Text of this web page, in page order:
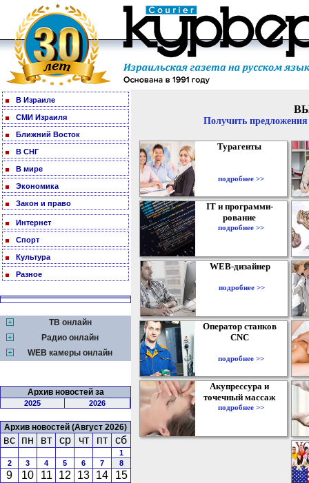
В Израиле
СМИ Израиля
Ближний Восток
В СНГ
В мире
Экономика
Закон и право
Интернет
Спорт
Культура
Разное
ТВ онлайн
Радио онлайн
WEB камеры онлайн
Архив новостей за
2025 2026
Архив новостей (Август 2026)
вс пн вт ср чт пт сб
1
2
3 4 5 6 7 8
9 10 11 12 13 14
15
Получить
Турагенты
подробнее >>
IT и программи-
рование
подробнее >>
WEB-дизайнер
подробнее >>
Оператор станков
CNC
подробнее >>
Акупрессура и
точечный массаж
подробнее >>